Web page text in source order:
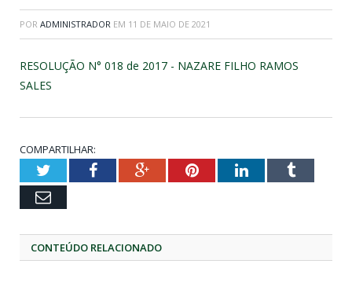
POR ADMINISTRADOR EM 11 DE MAIO DE 2021
RESOLUÇÃO N° 018 de 2017 - NAZARE FILHO RAMOS
SALES
COMPARTILHAR:
TwitterFacebookGoogle+PinterestLinkedInTumblr
Email
CONTEÚDO RELACIONADO